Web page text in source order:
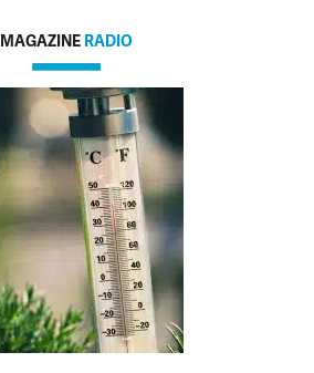
MAGAZINE RADIO